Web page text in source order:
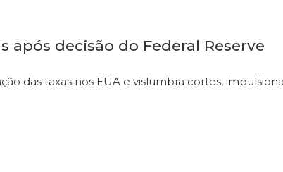
após decisão do Federal Reserve
das taxas nos EUA e vislumbra cortes,